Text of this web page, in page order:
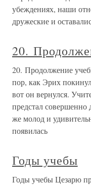
убеждениях, наши
дружеские и
20.
20. Продолжение
пор, как Эрих
вот он вернулся.
предстал
же молод и
появилась
Годы учебы
Годы учебы Цезарю